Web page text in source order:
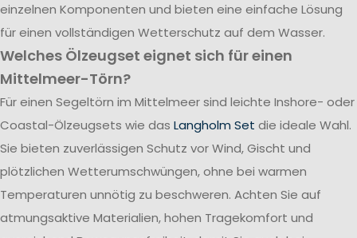
einzelnen Komponenten und bieten eine einfache Lösung
für einen vollständigen Wetterschutz auf dem Wasser.
Welches Ölzeugset eignet sich für einen
Mittelmeer-Törn?
Für einen Segeltörn im Mittelmeer sind leichte Inshore- oder
Coastal-Ölzeugsets wie das Langholm Set die ideale Wahl.
Sie bieten zuverlässigen Schutz vor Wind, Gischt und
plötzlichen Wetterumschwüngen, ohne bei warmen
Temperaturen unnötig zu beschweren. Achten Sie auf
atmungsaktive Materialien, hohen Tragekomfort und